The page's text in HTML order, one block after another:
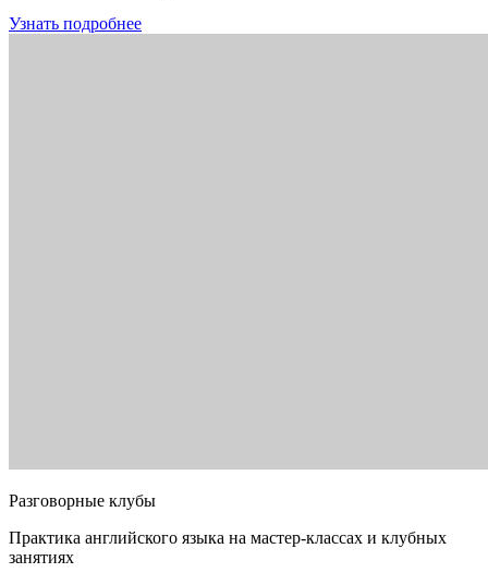
Узнать подробнее
Разговорные клубы
Практика английского языка на мастер-классах и клубных
занятиях